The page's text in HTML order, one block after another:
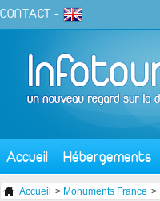
CONTACT -
Accueil Hébergements
Accueil > Monuments France >